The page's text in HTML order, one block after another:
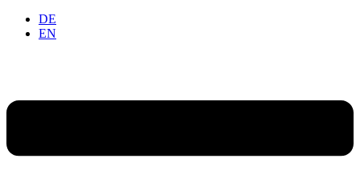
DE
EN